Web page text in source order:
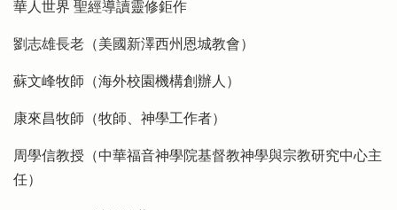
華人世界 聖經導讀靈修鉅作
劉志雄長老（美國新澤西州恩城教會）
蘇文峰牧師（海外校園機構創辦人）
康來昌牧師（牧師、神學工作者）
周學信教授（中華福音神學院基督教神學與宗教研究中心主
任）